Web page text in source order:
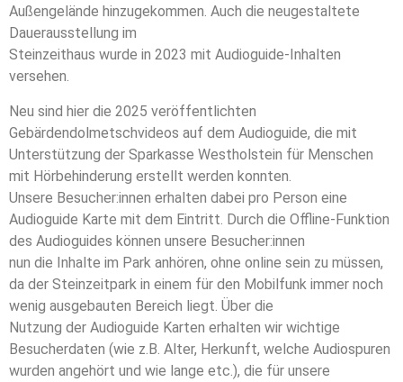
Außengelände hinzugekommen. Auch die neugestaltete
Dauerausstellung im
Steinzeithaus wurde in 2023 mit Audioguide-Inhalten
versehen.
Neu sind hier die 2025 veröffentlichten
Gebärdendolmetschvideos auf dem Audioguide, die mit
Unterstützung der Sparkasse Westholstein für Menschen
mit Hörbehinderung erstellt werden konnten.
Unsere Besucher:innen erhalten dabei pro Person eine
Audioguide Karte mit dem Eintritt. Durch die Offline-Funktion
des Audioguides können unsere Besucher:innen
nun die Inhalte im Park anhören, ohne online sein zu müssen,
da der Steinzeitpark in einem für den Mobilfunk immer noch
wenig ausgebauten Bereich liegt. Über die
Nutzung der Audioguide Karten erhalten wir wichtige
Besucherdaten (wie z.B. Alter, Herkunft, welche Audiospuren
wurden angehört und wie lange etc.), die für unsere